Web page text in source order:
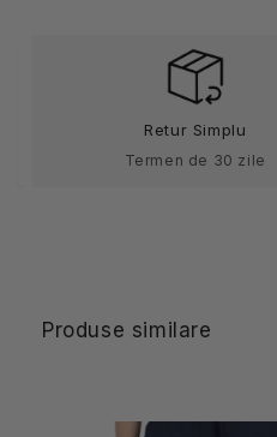
160g
Alessi
Retur Simplu
Termen de 30 zile
Produse similare